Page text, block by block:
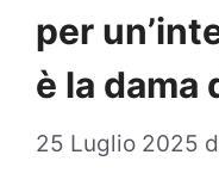
per
è la dama
25 Luglio 2025